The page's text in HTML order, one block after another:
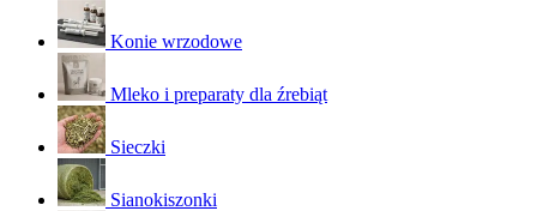
Konie wrzodowe
Mleko i preparaty dla źrebiąt
Sieczki
Sianokiszonki